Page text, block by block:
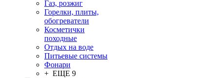
Газ, розжиг
Горелки, плиты,
обогреватели
Косметички
походные
Отдых на воде
Питьевые системы
Фонари
+ ЕЩЕ 9